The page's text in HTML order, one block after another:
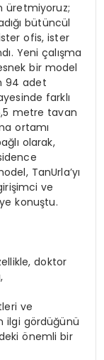
üretmiyoruz;
bütüncül
ofis, ister
Yeni çalışma
bir model
94 adet
farklı
metre tavan
ortamı
olarak,
TanUrla’yı
ve
konuştu.
doktor
ve
ilgi gördüğünü
önemli bir